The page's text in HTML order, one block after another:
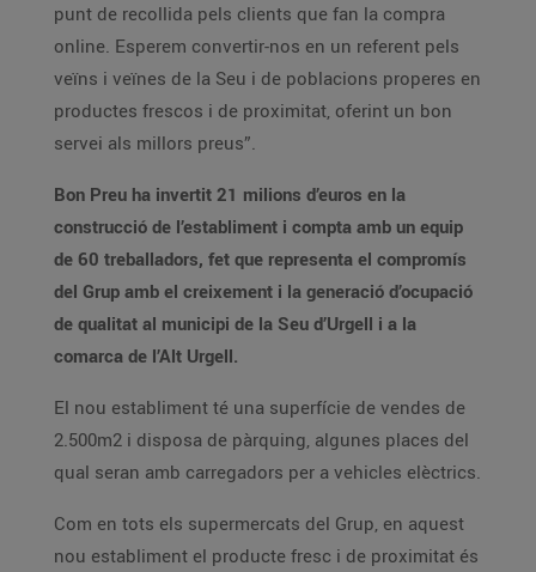
punt de recollida pels clients que fan la compra
online. Esperem convertir-nos en un referent pels
veïns i veïnes de la Seu i de poblacions properes en
productes frescos i de proximitat, oferint un bon
servei als millors preus”.
Bon Preu ha invertit 21 milions d’euros en la
construcció de l’establiment i compta amb un equip
de 60 treballadors, fet que representa el compromís
del Grup amb el creixement i la generació d’ocupació
de qualitat al municipi de la Seu d’Urgell i a la
comarca de l’Alt Urgell.
El nou establiment té una superfície de vendes de
2.500m2 i disposa de pàrquing, algunes places del
qual seran amb carregadors per a vehicles elèctrics.
Com en tots els supermercats del Grup, en aquest
nou establiment el producte fresc i de proximitat és